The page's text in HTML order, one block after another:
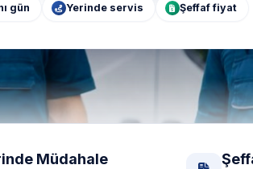
gün Yerinde servis Şeffaf fiyat
Müdahale